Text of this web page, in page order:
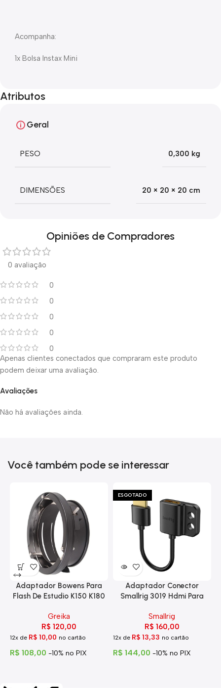
Acompanha:
1x Bolsa Instax Mini
Atributos
Geral
PESO 0,300 kg
DIMENSÕES 20 × 20 × 20 cm
Opiniões de Compradores
0 avaliação
0
0
0
0
0
Avaliações
Não há avaliações ainda.
Apenas clientes conectados que compraram este produto
podem deixar uma avaliação.
Você também pode se interessar
Adaptador Bowens Para
Flash De Estudio K150 K180
Greika
R$ 120,00
12x de R$ 10,00 no cartão
R$ 108,00 -10% no PIX
ESGOTADO
Adaptador Conector
Smallrig 3019 Hdmi Para
Smallrig
R$ 160,00
12x de R$13,33 no cartão
R$ 144,00 -10% no PIX